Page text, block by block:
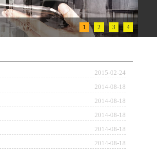
1 2 3 4
2015-02-24
2014-08-18
2014-08-18
2014-08-18
2014-08-18
2014-08-18